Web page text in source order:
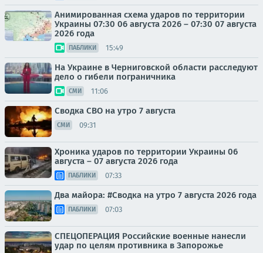
Анимированная схема ударов по территории
Украины 07:30 06 августа 2026 – 07:30 07 августа
2026 года
ПАБЛИКИ 15:49
На Украине в Черниговской области расследуют
дело о гибели пограничника
СМИ 11:06
Сводка СВО на утро 7 августа
СМИ 09:31
Хроника ударов по территории Украины 06
августа – 07 августа 2026 года
ПАБЛИКИ 07:33
Два майора: #Сводка на утро 7 августа 2026 года
ПАБЛИКИ 07:03
СПЕЦОПЕРАЦИЯ Российские военные нанесли
удар по целям противника в Запорожье